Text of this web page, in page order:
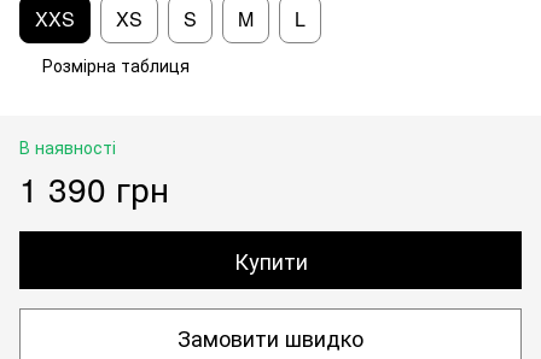
XXS XS S M L
Розмірна таблиця
В наявності
1 390 грн
Купити
Замовити швидко